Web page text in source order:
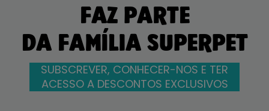
FAZ PARTE
DA FAMÍLIA SUPERPET
SUBSCREVER, CONHECER-NOS E TER
ACESSO A DESCONTOS EXCLUSIVOS